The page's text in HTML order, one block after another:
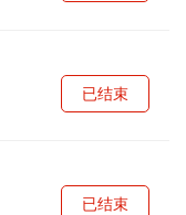
已结束
已结束